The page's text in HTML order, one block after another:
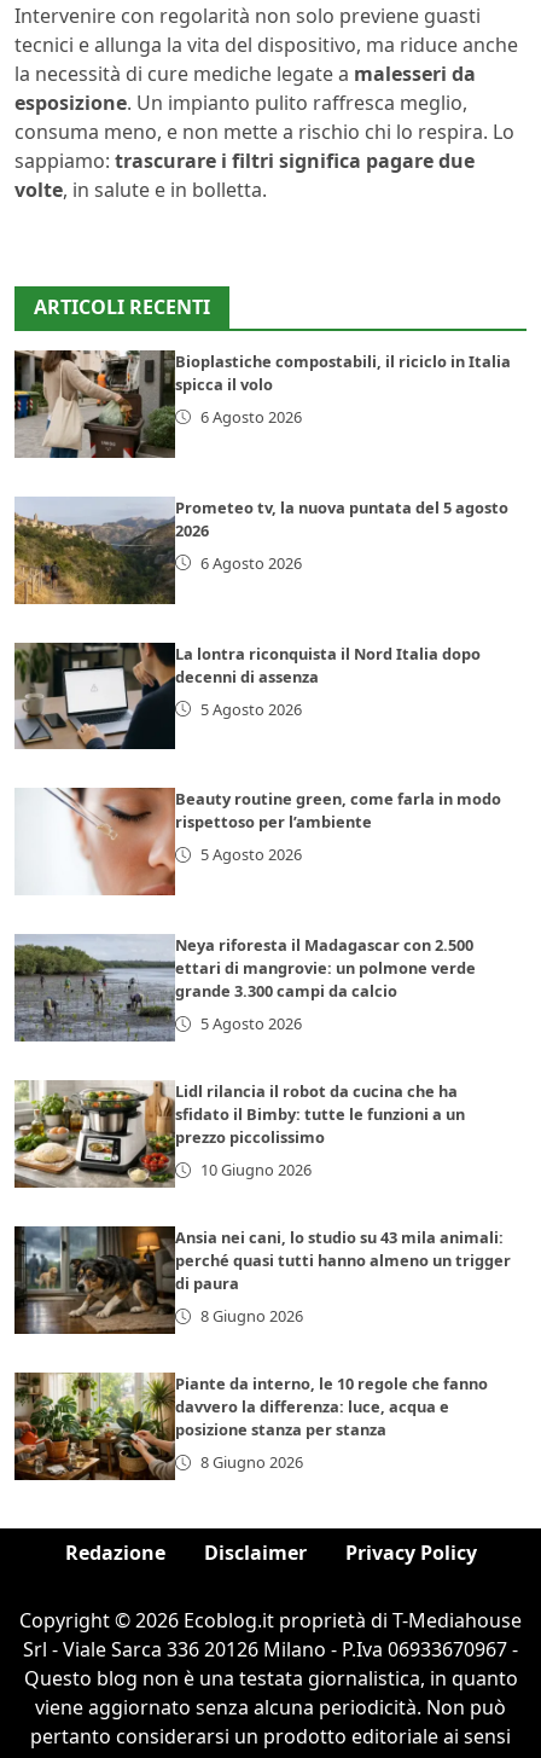
Intervenire con regolarità non solo previene guasti
tecnici e allunga la vita del dispositivo, ma riduce anche
la necessità di cure mediche legate a malesseri da
esposizione. Un impianto pulito raffresca meglio,
consuma meno, e non mette a rischio chi lo respira. Lo
sappiamo: trascurare i filtri significa pagare due
volte, in salute e in bolletta.
ARTICOLI RECENTI
Bioplastiche compostabili, il riciclo in Italia
spicca il volo
6 Agosto 2026
Prometeo tv, la nuova puntata del 5 agosto
2026
6 Agosto 2026
La lontra riconquista il Nord Italia dopo
decenni di assenza
5 Agosto 2026
Beauty routine green, come farla in modo
rispettoso per l’ambiente
5 Agosto 2026
Neya riforesta il Madagascar con 2.500
ettari di mangrovie: un polmone verde
grande 3.300 campi da calcio
5 Agosto 2026
Lidl rilancia il robot da cucina che ha
sfidato il Bimby: tutte le funzioni a un
prezzo piccolissimo
10 Giugno 2026
Ansia nei cani, lo studio su 43 mila animali:
perché quasi tutti hanno almeno un trigger
di paura
8 Giugno 2026
Piante da interno, le 10 regole che fanno
davvero la differenza: luce, acqua e
posizione stanza per stanza
8 Giugno 2026
Redazione Disclaimer Privacy Policy
Copyright © 2026 Ecoblog.it proprietà di T-Mediahouse
Srl - Viale Sarca 336 20126 Milano - P.Iva 06933670967 -
Questo blog non è una testata giornalistica, in quanto
viene aggiornato senza alcuna periodicità. Non può
pertanto considerarsi un prodotto editoriale ai sensi